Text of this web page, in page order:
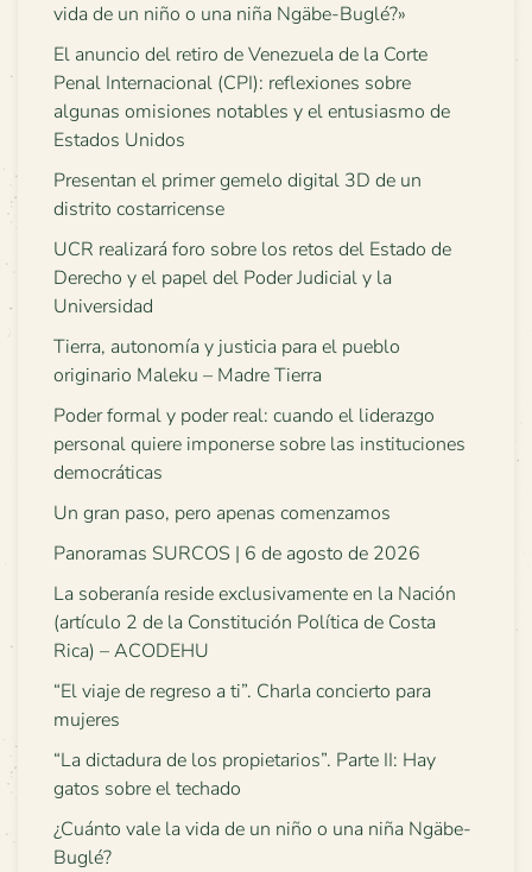
vida de un niño o una niña Ngäbe-Buglé?»
El anuncio del retiro de Venezuela de la Corte
Penal Internacional (CPI): reflexiones sobre
algunas omisiones notables y el entusiasmo de
Estados Unidos
Presentan el primer gemelo digital 3D de un
distrito costarricense
UCR realizará foro sobre los retos del Estado de
Derecho y el papel del Poder Judicial y la
Universidad
Tierra, autonomía y justicia para el pueblo
originario Maleku – Madre Tierra
Poder formal y poder real: cuando el liderazgo
personal quiere imponerse sobre las instituciones
democráticas
Un gran paso, pero apenas comenzamos
Panoramas SURCOS | 6 de agosto de 2026
La soberanía reside exclusivamente en la Nación
(artículo 2 de la Constitución Política de Costa
Rica) – ACODEHU
“El viaje de regreso a ti”. Charla concierto para
mujeres
“La dictadura de los propietarios”. Parte II: Hay
gatos sobre el techado
¿Cuánto vale la vida de un niño o una niña Ngäbe-
Buglé?